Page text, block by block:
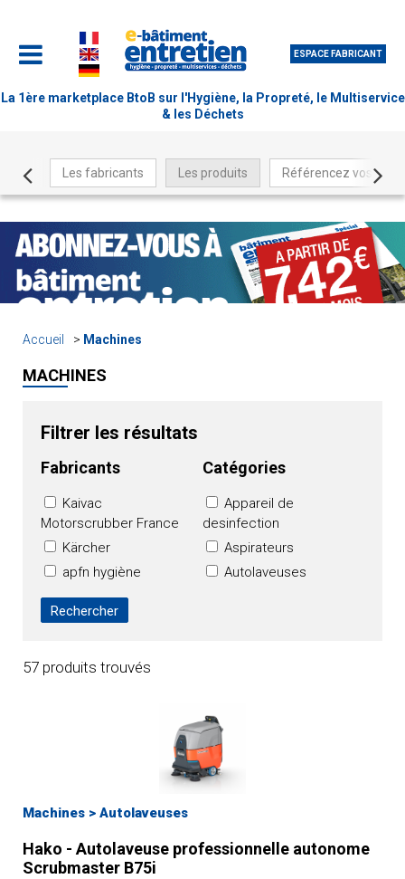
ESPACE FABRICANT
La 1ère marketplace BtoB sur l'Hygiène, la Propreté, le Multiservice
& les Déchets
Les fabricants Les produits Référencez vos
Accueil Machines
MACHINES
Filtrer les résultats
Fabricants
Kaivac
Motorscrubber France
Kärcher
apfn hygiène
OXY'PHARM
HAKO FRANCE
FRANCE
Catégories
Appareil de
desinfection
Aspirateurs
Autolaveuses
Monobrosses
Nettoyage
cryogénique
Nettoyeurs vapeur
57 produits trouvés
Machines > Autolaveuses
Hako - Autolaveuse professionnelle autonome
Scrubmaster B75i